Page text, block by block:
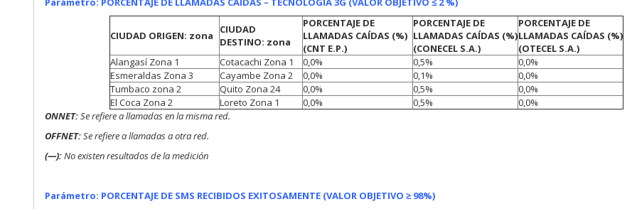
CIUDAD ORIGEN: zona
CIUDAD
DESTINO: zona
PORCENTAJE DE
LLAMADAS CAÍDAS (%)
(CNT E.P.)
PORCENTAJE DE
LLAMADAS CAÍDAS (%)
(CONECEL S.A.)
PORCENTAJE DE
LLAMADAS CAÍDAS (%)
(OTECEL S.A.)
Alangasí Zona 1
Cotacachi Zona 1 0,0% 0,5%
0,0%
Esmeraldas Zona 3
Cayambe Zona 2 0,0% 0,1%
0,0%
Tumbaco zona 2
Quito Zona 24 0,0% 0,5%
0,0%
El Coca Zona 2
Loreto Zona 1 0,0% 0,5%
0,0%
ONNET:Se refiere allamadas en la misma red.
OFFNET:Se refiere a llamadas a otra red.
(—):No existen resultados de la medición
Parámetro: PORCENTAJE DE SMS RECIBIDOS EXITOSAMENTE (VALOR OBJETIVO ≥ 98%)